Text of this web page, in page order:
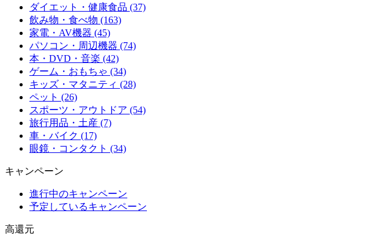
ダイエット・健康食品 (37)
飲み物・食べ物 (163)
家電・AV機器 (45)
パソコン・周辺機器 (74)
本・DVD・音楽 (42)
ゲーム・おもちゃ (34)
キッズ・マタニティ (28)
ペット (26)
スポーツ・アウトドア (54)
旅行用品・土産 (7)
車・バイク (17)
眼鏡・コンタクト (34)
キャンペーン
進行中のキャンペーン
予定しているキャンペーン
高還元